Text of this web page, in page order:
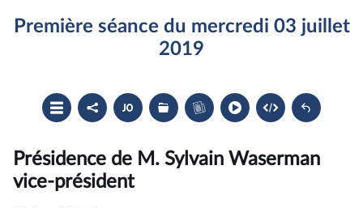
Première séance du mercredi 03 juillet
2019
Ouvrir
le
sommaire
Partager
le
compte
Accéder
au
document
du
compte
rendu
Les
dossiers
législatifs
Accéder
au
cahier
Présidence de M. Sylvain Waserman
vice-président